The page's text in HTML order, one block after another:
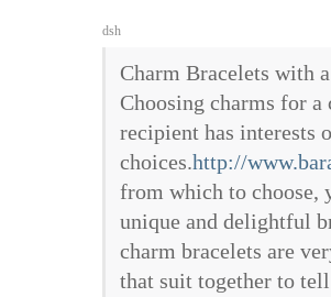
dsh
Charm Bracelets with
Choosing charms for
recipient has interests
choices.http://
from which to choose,
unique and delightful
charm bracelets are
that suit together to